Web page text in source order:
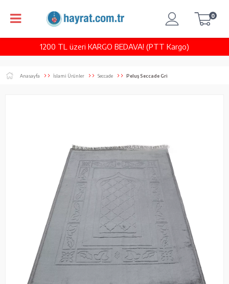
1200 TL üzeri KARGO BEDAVA! (PTT Kargo)
0
Anasayfa İslami Ürünler Seccade Peluş Seccade Gri